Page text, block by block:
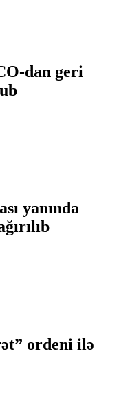
dan geri
yanında
ordeni ilə